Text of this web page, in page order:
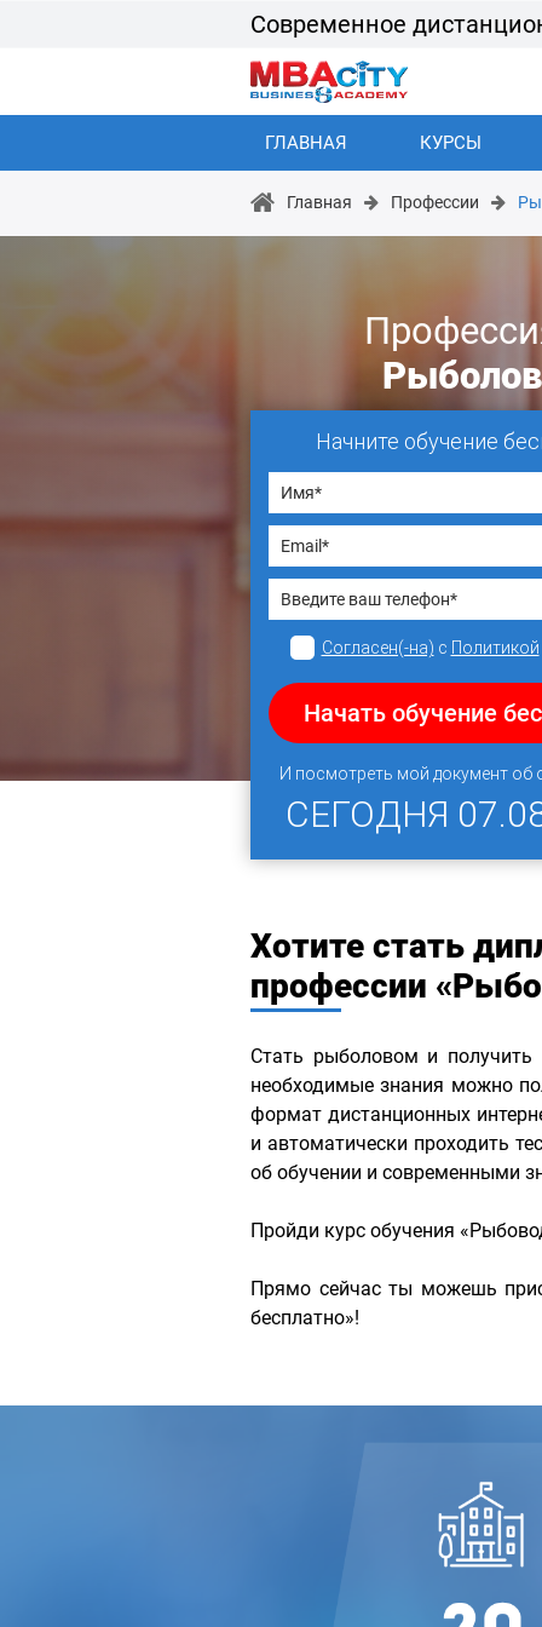
Современное
ГЛАВНАЯ КУРСЫ
Главная Профессии
Рыболов
Начните обучение
Согласен(-на) с Политикой
Начать обучение
И посмотреть мой документ об
СЕГОДНЯ
Хотите стать
профессии
Стать рыболовом и
необходимые знания можно
формат дистанционных
и автоматически проходить
об обучении и современными
Пройди курс обучения
Прямо сейчас ты можешь
бесплатно»!